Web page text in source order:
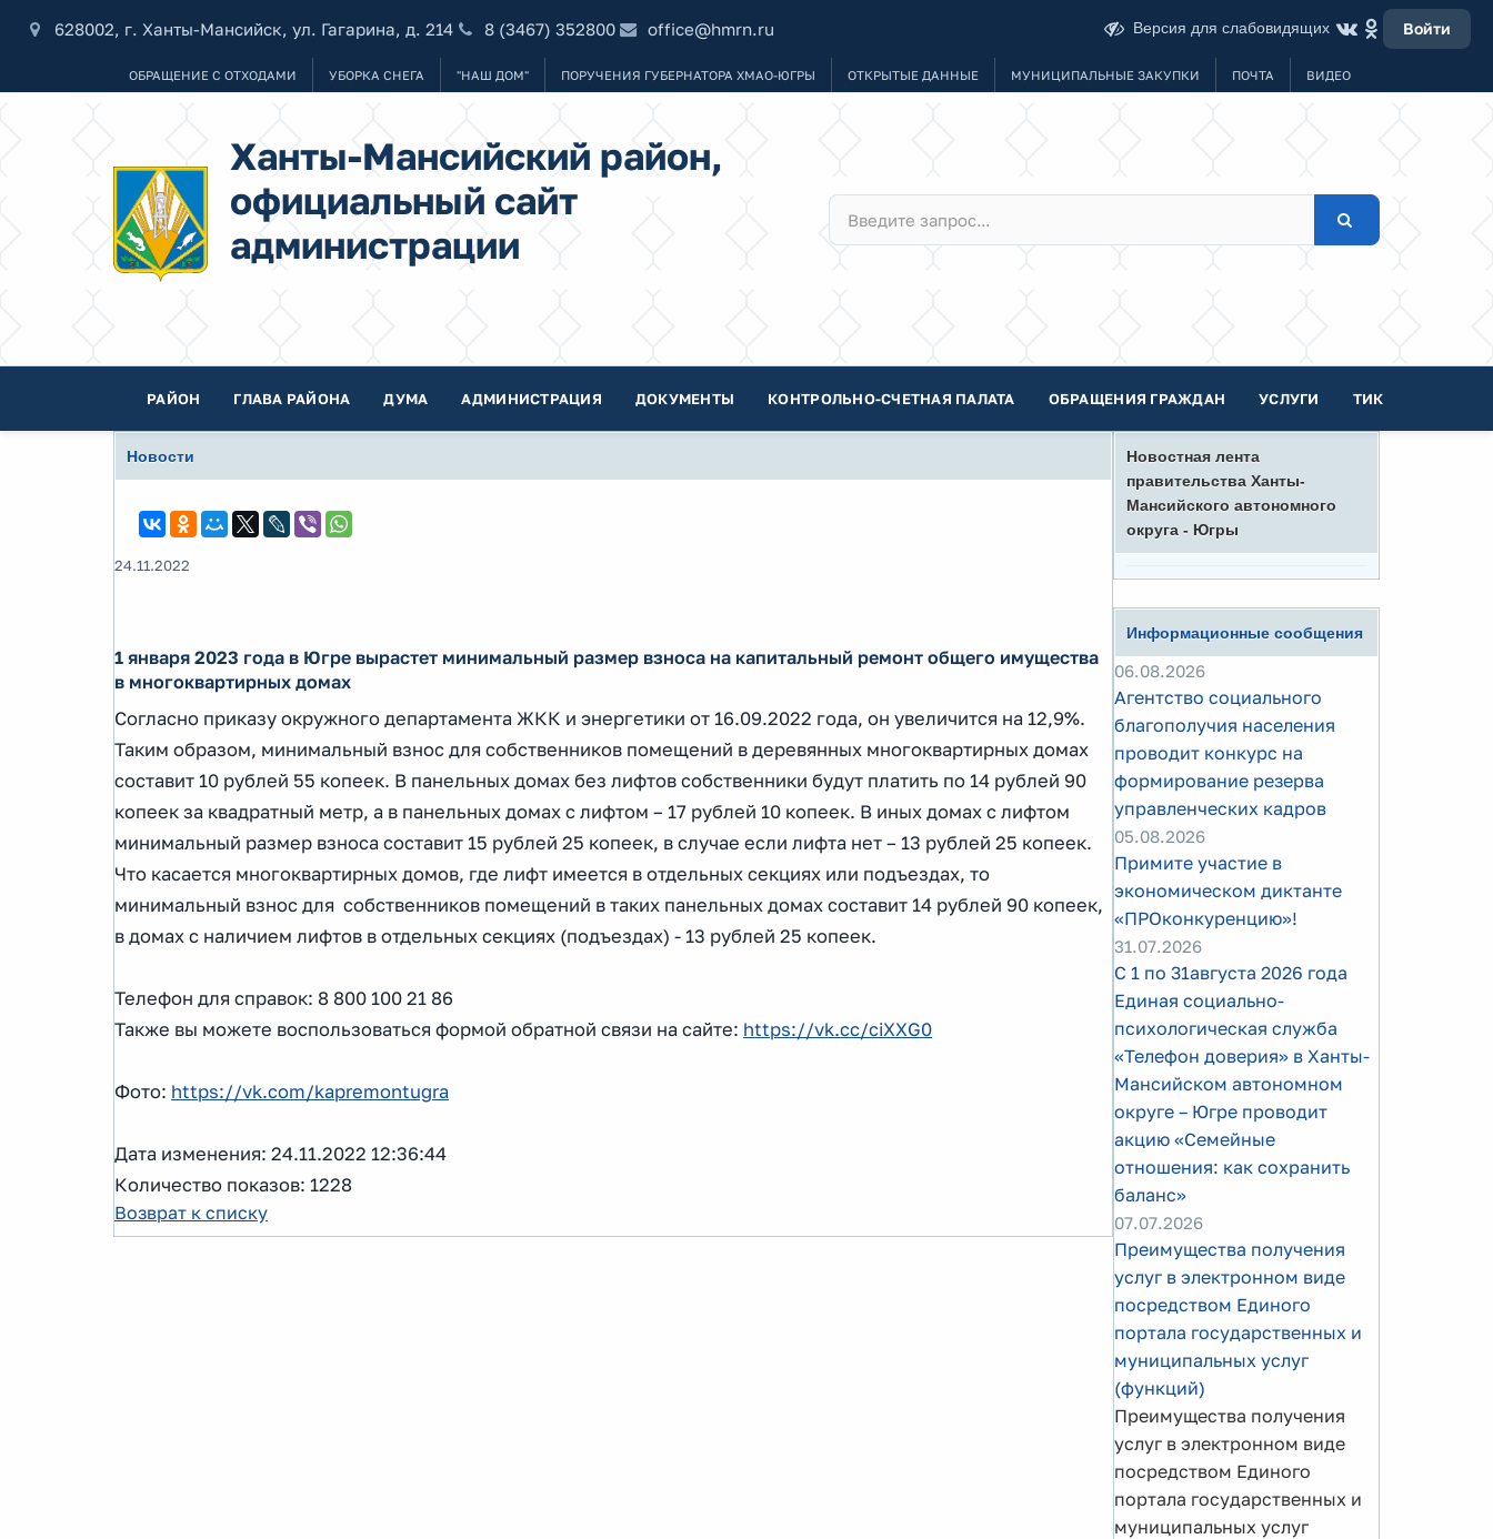
628002, г. Ханты-Мансийск, ул. Гагарина, д. 214 8 (3467) 352800 office@hmrn.ru Версия для слабовидящих Войти
ОБРАЩЕНИЕ С ОТХОДАМИ УБОРКА СНЕГА "НАШ ДОМ" ПОРУЧЕНИЯ ГУБЕРНАТОРА ХМАО-ЮГРЫ ОТКРЫТЫЕ ДАННЫЕ МУНИЦИПАЛЬНЫЕ ЗАКУПКИ ПОЧТА ВИДЕО
Ханты-Мансийский район,
официальный сайт
администрации
РАЙОН ГЛАВА РАЙОНА ДУМА АДМИНИСТРАЦИЯ ДОКУМЕНТЫ КОНТРОЛЬНО-СЧЕТНАЯ ПАЛАТА ОБРАЩЕНИЯ ГРАЖДАН УСЛУГИ ТИК
Новости
24.11.2022
1 января 2023 года в Югре вырастет минимальный размер взноса на капитальный ремонт общего имущества
в многоквартирных домах
Согласно приказу окружного департамента ЖКК и энергетики от 16.09.2022 года, он увеличится на 12,9%.
Таким образом, минимальный взнос для собственников помещений в деревянных многоквартирных домах
составит 10 рублей 55 копеек. В панельных домах без лифтов собственники будут платить по 14 рублей 90
копеек за квадратный метр, а в панельных домах с лифтом – 17 рублей 10 копеек. В иных домах с лифтом
минимальный размер взноса составит 15 рублей 25 копеек, в случае если лифта нет – 13 рублей 25 копеек.
Что касается многоквартирных домов, где лифт имеется в отдельных секциях или подъездах, то
минимальный взнос для собственников помещений в таких панельных домах составит 14 рублей 90 копеек,
в домах с наличием лифтов в отдельных секциях (подъездах) - 13 рублей 25 копеек.
Телефон для справок: 8 800 100 21 86
Также вы можете воспользоваться формой обратной связи на сайте: https://vk.cc/ciXXG0
Фото: https://vk.com/kapremontugra
Дата изменения: 24.11.2022 12:36:44
Количество показов: 1228
Возврат к списку
Новостная лента
правительства Ханты-
Мансийского автономного
округа - Югры
Информационные сообщения
06.08.2026
Агентство социального
благополучия населения
проводит конкурс на
формирование резерва
управленческих кадров
05.08.2026
Примите участие в
экономическом диктанте
«ПРОконкуренцию»!
31.07.2026
С 1 по 31августа 2026 года
Единая социально-
психологическая служба
«Телефон доверия» в Ханты-
Мансийском автономном
округе – Югре проводит
акцию «Семейные
отношения: как сохранить
баланс»
07.07.2026
Преимущества получения
услуг в электронном виде
посредством Единого
портала государственных и
муниципальных услуг
(функций)
Преимущества получения
услуг в электронном виде
посредством Единого
портала государственных и
муниципальных услуг